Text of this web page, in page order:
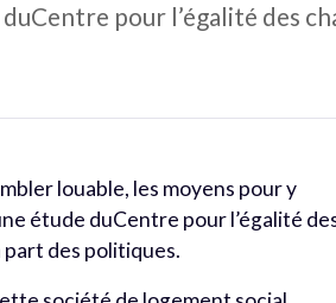
pour l’égalité des
louable, les moyens pour y
étude duCentre pour l’égalité
des politiques.